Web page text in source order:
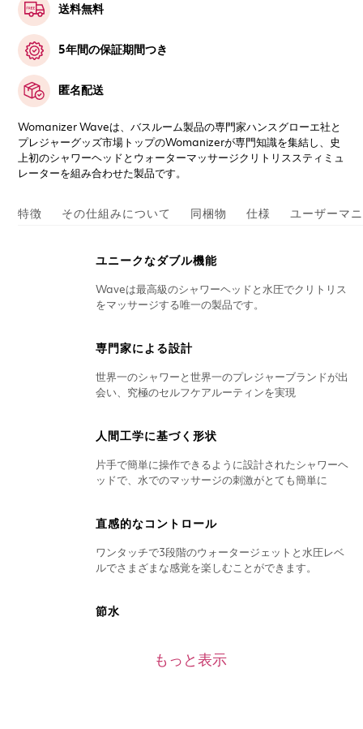
Womanizer Waveは、バスルーム製品の専門家ハンスグローエ社と
プレジャーグッズ市場トップのWomanizerが専門知識を集結し、史
上初のシャワーヘッドとウォーターマッサージクリトリススティミュ
レーターを組み合わせた製品です。
送料無料
5年間の保証期間つき
匿名配送
特徴 その仕組みについて 同梱物 仕様 ユーザーマ
ユニークなダブル機能
Waveは最高級のシャワーヘッドと水圧でクリトリス
をマッサージする唯一の製品です。
専門家による設計
世界一のシャワーと世界一のプレジャーブランドが出
会い、究極のセルフケアルーティンを実現
人間工学に基づく形状
片手で簡単に操作できるように設計されたシャワーヘ
ッドで、水でのマッサージの刺激がとても簡単に
直感的なコントロール
ワンタッチで3段階のウォータージェットと水圧レベ
ルでさまざまな感覚を楽しむことができます。
節水
従来のシャワーヘッドより60％少ない水量で使用がで
もっと表示